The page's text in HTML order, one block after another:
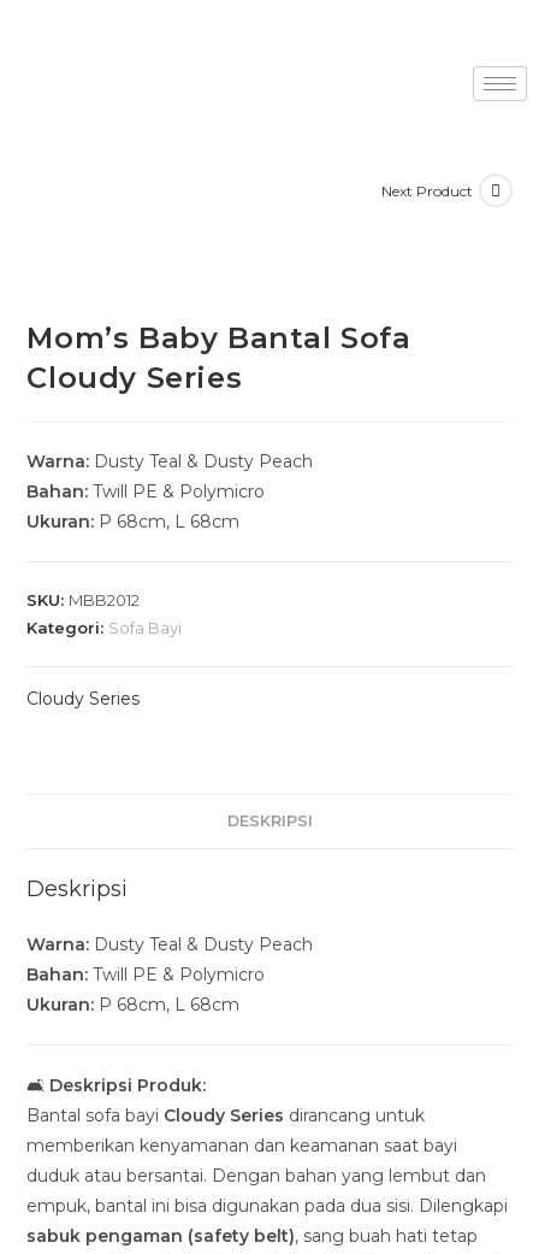
Next Product
Mom’s Baby Bantal Sofa
Cloudy Series
Warna: Dusty Teal & Dusty Peach
Bahan: Twill PE & Polymicro
Ukuran: P 68cm, L 68cm
SKU: MBB2012
Kategori: Sofa Bayi
Cloudy Series
DESKRIPSI
Deskripsi
Warna: Dusty Teal & Dusty Peach
Bahan: Twill PE & Polymicro
Ukuran: P 68cm, L 68cm
🛋️ Deskripsi Produk:
Bantal sofa bayi Cloudy Series dirancang untuk
memberikan kenyamanan dan keamanan saat bayi
duduk atau bersantai. Dengan bahan yang lembut dan
empuk, bantal ini bisa digunakan pada dua sisi. Dilengkapi
sabuk pengaman (safety belt), sang buah hati tetap